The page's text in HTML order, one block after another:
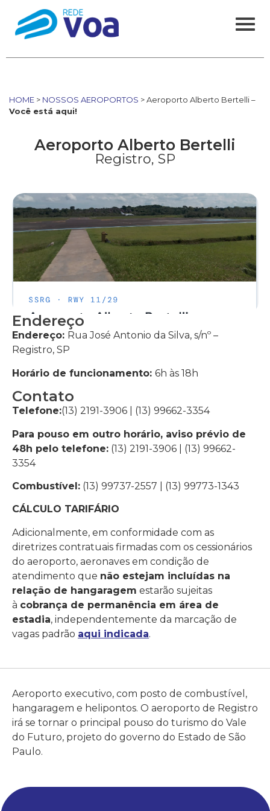
HOME > NOSSOS AEROPORTOS > Aeroporto Alberto Bertelli –
Você está aqui!
Aeroporto Alberto Bertelli
Registro, SP
Endereço
Endereço: Rua José Antonio da Silva, s/nº –
Registro, SP
Horário de funcionamento:6h às 18h
Contato
Telefone:(13) 2191-3906 | (13) 99662-3354
Para pouso em outro horário, aviso prévio de
48h pelo telefone: (13) 2191-3906 | (13) 99662-
3354
Combustível: (13) 99737-2557 | (13) 99773-1343
CÁLCULO TARIFÁRIO
Adicionalmente, em conformidade com as
diretrizes contratuais firmadas com os cessionários
do aeroporto, aeronaves em condição de
atendimento que não estejam incluídas na
relação de hangaragem estarão sujeitas
à cobrança de permanência em área de
estadia, independentemente da marcação de
vagas padrão aqui indicada.
Aeroporto executivo, com posto de combustível,
hangaragem e helipontos. O aeroporto de Registro
irá se tornar o principal pouso do turismo do Vale
do Futuro, projeto do governo do Estado de São
Paulo.